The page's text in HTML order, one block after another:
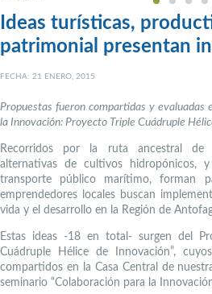
Ideas turísticas,
patrimonial presentan
FECHA: 21 ENERO, 2015
Propuestas fueron compartidas y evaluadas
la Innovación: Proyecto Triple Cuádruple
Recorridos por la ruta ancestral de
alternativas de cultivos hidropónicos,
transporte público marítimo, forman
emprendedores locales buscan
vida y el desarrollo en la Región de
Estas ideas -18 en total- surgen del
Cuádruple Hélice de Innovación”,
compartidos en la Casa Central de
seminario “Colaboración para la